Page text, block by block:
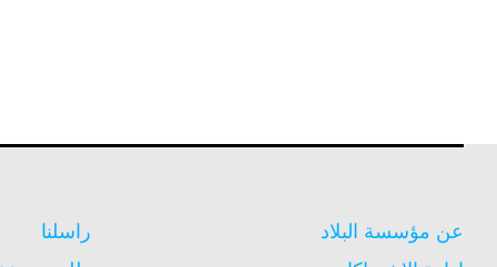
عن مؤسسة البلاد
راسلنا